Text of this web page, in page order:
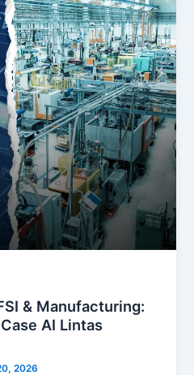
& Manufacturing:
AI Lintas
2026